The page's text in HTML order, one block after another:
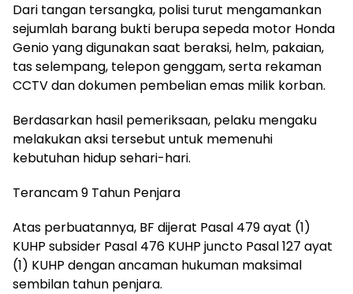
Dari tangan tersangka, polisi turut mengamankan
sejumlah barang bukti berupa sepeda motor Honda
Genio yang digunakan saat beraksi, helm, pakaian,
tas selempang, telepon genggam, serta rekaman
CCTV dan dokumen pembelian emas milik korban.
Berdasarkan hasil pemeriksaan, pelaku mengaku
melakukan aksi tersebut untuk memenuhi
kebutuhan hidup sehari-hari.
Terancam 9 Tahun Penjara
Atas perbuatannya, BF dijerat Pasal 479 ayat (1)
KUHP subsider Pasal 476 KUHP juncto Pasal 127 ayat
(1) KUHP dengan ancaman hukuman maksimal
sembilan tahun penjara.